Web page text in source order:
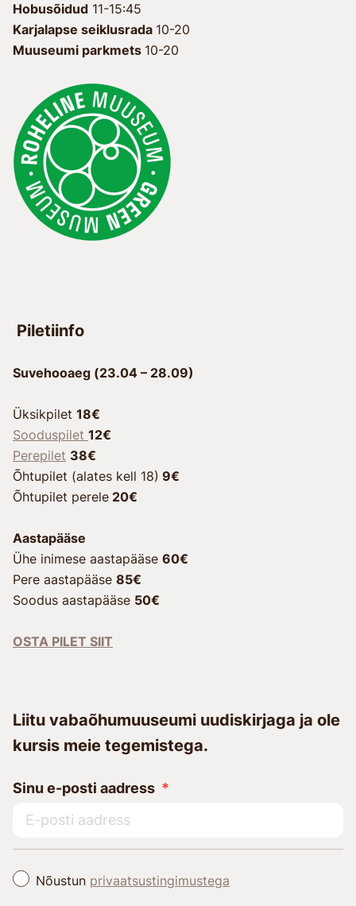
Hobusõidud 11-15:45
Karjalapse seiklusrada 10-20
Muuseumi parkmets 10-20
Piletiinfo
Suvehooaeg (23.04 – 28.09)
Üksikpilet 18€
Sooduspilet 12€
Perepilet 38€
Õhtupilet (alates kell 18) 9€
Õhtupilet perele 20€
Aastapääse
Ühe inimese aastapääse 60€
Pere aastapääse 85€
Soodus aastapääse 50€
OSTA PILET SIIT
Liitu vabaõhumuuseumi uudiskirjaga ja ole
kursis meie tegemistega.
Sinu e-posti aadress
Nõustun privaatsustingimustega